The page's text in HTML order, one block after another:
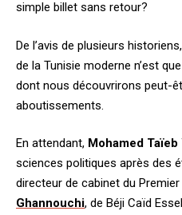
simple billet sans retour?
De l’avis de plusieurs
de la Tunisie moderne n’est
dont nous découvrirons peut-
aboutissements.
En attendant, Mohamed Taïeb
sciences politiques après des
directeur de cabinet du
Ghannouchi, de Béji Caïd